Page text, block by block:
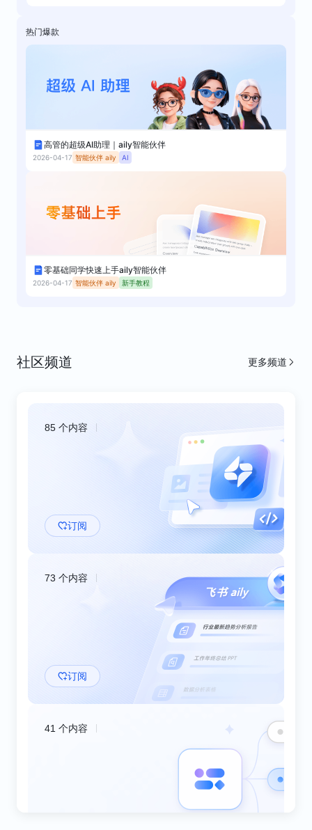
通用 Agent
aily 专业版
智能伙伴 aily
飞书官方
热门爆款
高管的超级AI助理｜aily智能伙伴
2026-04-17
零基础同学快速上手aily智能伙伴
2026-04-17
社区频道 更多频道